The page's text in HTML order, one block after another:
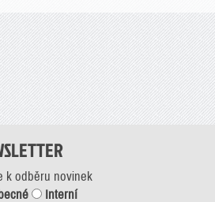
k odběru novinek
Interní